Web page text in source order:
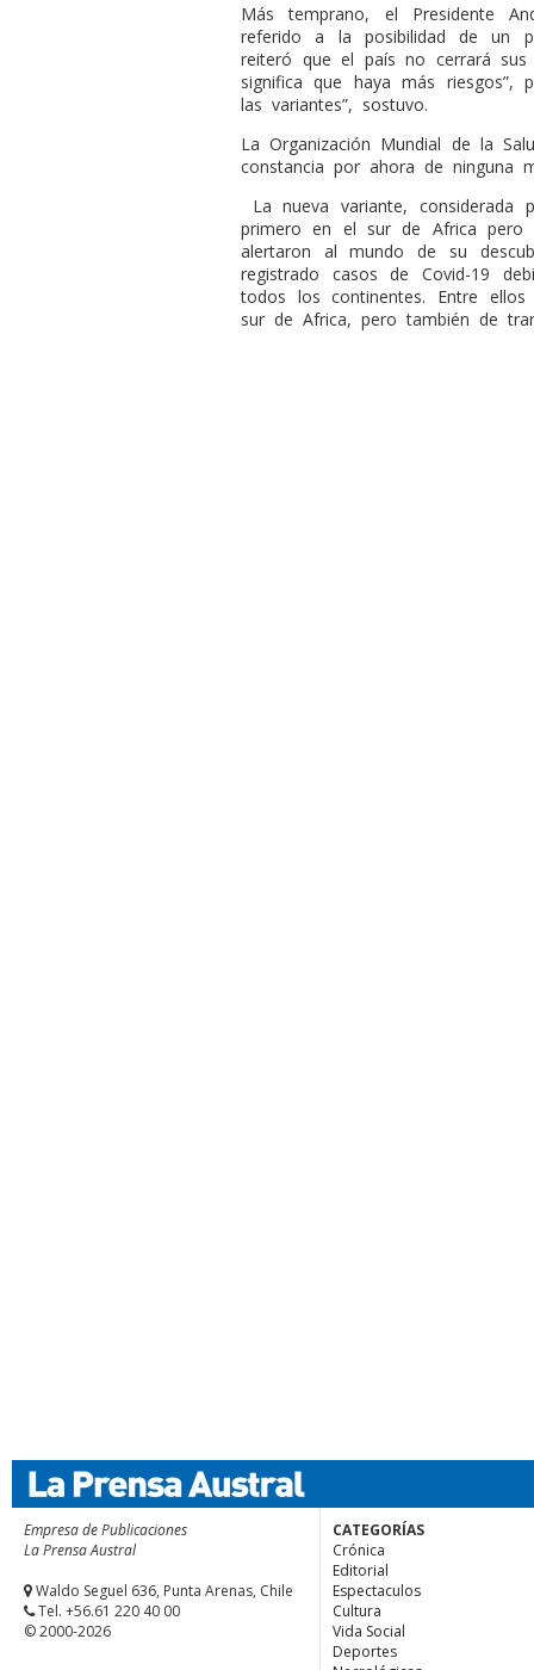
Más temprano, el Presidente
referido a la posibilidad de un
reiteró que el país no cerrará
significa que haya más riesgos”,
las variantes”, sostuvo.
La Organización Mundial de la
constancia por ahora de ninguna
La nueva variante, considerada
primero en el sur de Africa pero
alertaron al mundo de su
registrado casos de Covid-19
todos los continentes. Entre
sur de Africa, pero también de
Empresa de Publicaciones
La Prensa Austral
Waldo Seguel 636, Punta Arenas, Chile
Tel. +56.61 220 40 00
© 2000-2026
CATEGORÍAS
Crónica
Editorial
Espectaculos
Cultura
Vida Social
Deportes